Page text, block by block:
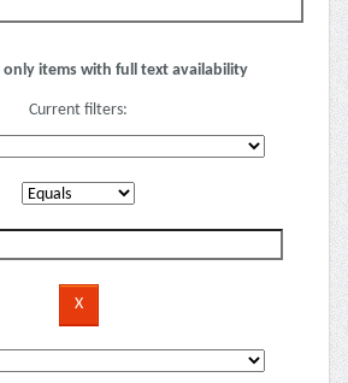
only items with full text availability
Current filters: